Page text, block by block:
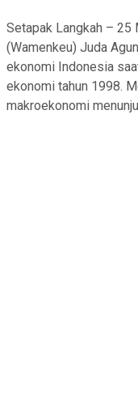
Setapak Langkah – 25
(Wamenkeu) Juda
ekonomi Indonesia
ekonomi tahun 1998.
makroekonomi